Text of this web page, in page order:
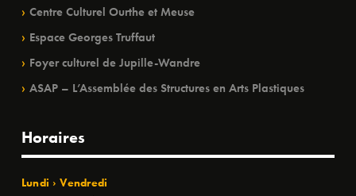
Centre Culturel Ourthe et Meuse
Espace Georges Truffaut
Foyer culturel de Jupille-Wandre
ASAP – L’Assemblée des Structures en Arts Plastiques
Horaires
Lundi › Vendredi